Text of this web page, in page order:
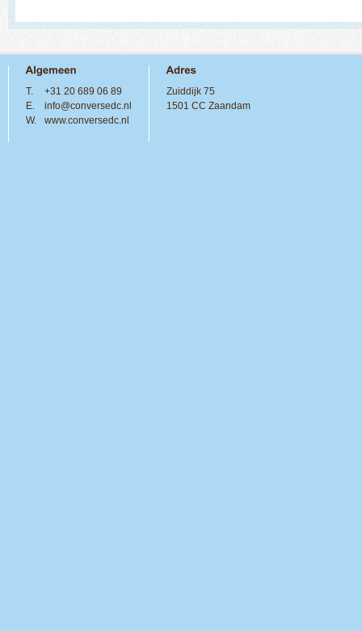
T.
+31 20 689 06 89
E.
info@conversedc.nl
W.
www.conversedc.nl
Zuiddijk 75
1501 CC Zaandam